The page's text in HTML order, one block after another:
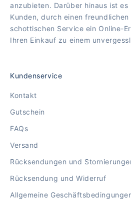
anzubieten. Darüber hinaus ist es
Kunden, durch einen
schottischen Service ein Online-
Ihren Einkauf zu einem
Kundenservice
Kontakt
Gutschein
FAQs
Versand
Rücksendungen und
Rücksendung und Widerruf
Allgemeine